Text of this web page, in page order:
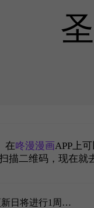
在咚漫漫画APP上
描二维码，现在就
期休刊，敬请谅解。